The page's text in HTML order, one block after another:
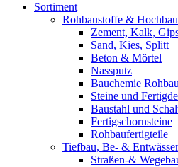
Sortiment
Rohbaustoffe & Hochbau
Zement, Kalk,
Sand, Kies, Splitt
Beton & Mörtel
Nassputz
Bauchemie Rohbau
Steine und
Baustahl und
Fertigschornsteine
Rohbaufertigteile
Tiefbau, Be- &
Straßen-&